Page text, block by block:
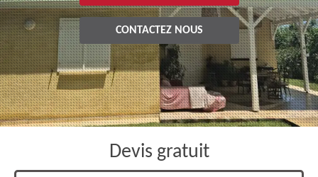
CONTACTEZ NOUS
Devis gratuit